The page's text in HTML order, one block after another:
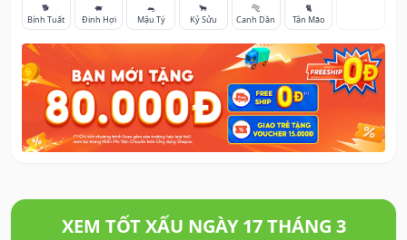
🐕
Bính Tuất
🐖
Đinh Hợi
🐀
Mậu Tý
🐂
Kỷ Sửu
🐅
Canh Dần
🐈
Tân Mão
XEM TỐT XẤU NGÀY 17 THÁNG 3